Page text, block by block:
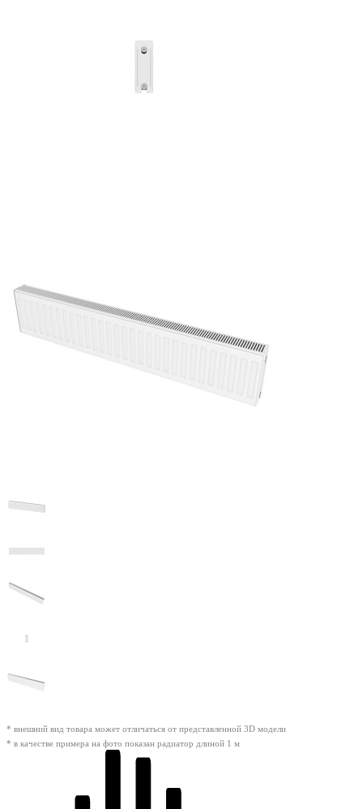
* внешний вид товара может отличаться от представленной 3D модели
* в качестве примера на фото показан радиатор длиной 1 м